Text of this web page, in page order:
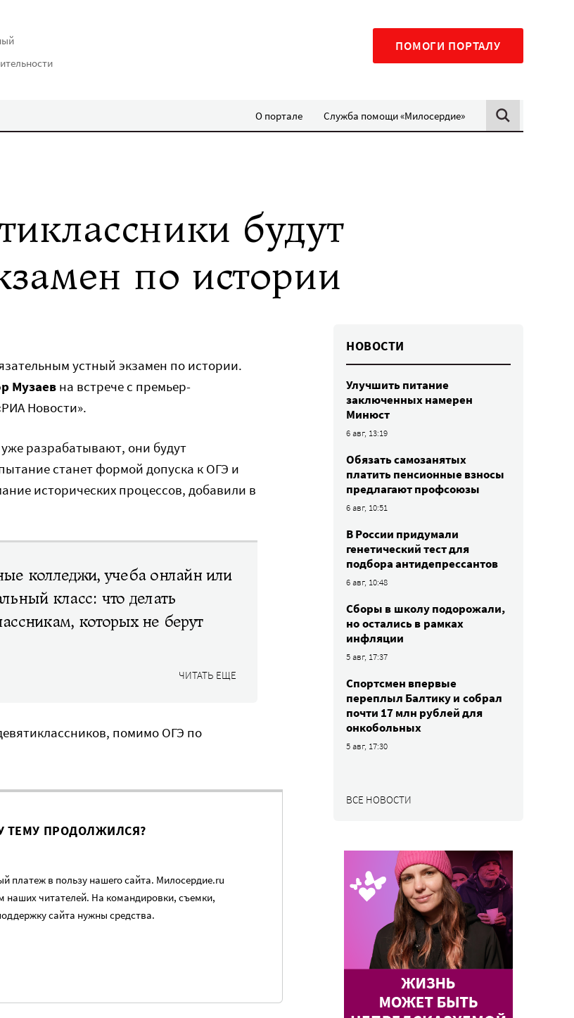
ПОМОГИ ПОРТАЛУ
О портале Служба помощи «Милосердие»
будут
по истории
устный экзамен по истории.
Музаев на встрече с премьер-
Новости».
разрабатывают, они будут
станет формой допуска к ОГЭ и
исторических процессов, добавили в
колледжи, учеба онлайн или
класс: что делать
которых не берут
ЧИТАТЬ ЕЩЕ
помимо ОГЭ по
ТЕМУ ПРОДОЛЖИЛСЯ?
платеж в пользу нашего сайта. Милосердие.ru
читателей. На командировки, съемки,
сайта нужны средства.
НОВОСТИ
Улучшить питание
заключенных намерен
Минюст
6 авг, 13:19
Обязать самозанятых
платить пенсионные взносы
предлагают профсоюзы
6 авг, 10:51
В России придумали
генетический тест для
подбора антидепрессантов
6 авг, 10:48
Сборы в школу подорожали,
но остались в рамках
инфляции
5 авг, 17:37
Спортсмен впервые
переплыл Балтику и собрал
почти 17 млн рублей для
онкобольных
5 авг, 17:30
ВСЕ НОВОСТИ